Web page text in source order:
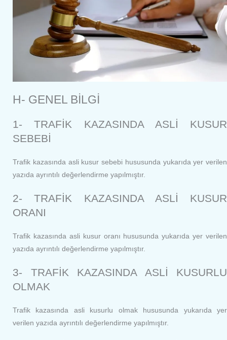
H- GENEL BİLGİ
1- TRAFİK KAZASINDA ASLİ KUSUR
SEBEBİ
Trafik kazasında asli kusur sebebi hususunda yukarıda yer verilen
yazıda ayrıntılı değerlendirme yapılmıştır.
2- TRAFİK KAZASINDA ASLİ KUSUR
ORANI
Trafik kazasında asli kusur oranı hususunda yukarıda yer verilen
yazıda ayrıntılı değerlendirme yapılmıştır.
3- TRAFİK KAZASINDA ASLİ KUSURLU
OLMAK
Trafik kazasında asli kusurlu olmak hususunda yukarıda yer
verilen yazıda ayrıntılı değerlendirme yapılmıştır.